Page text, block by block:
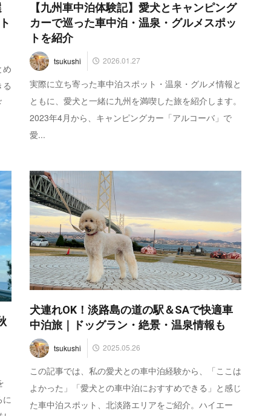
め
【九州車中泊体験記】愛犬とキャンピング
カーで巡った車中泊・温泉・グルメスポッ
トを紹介
tsukushi 2026.01.27
実際に立ち寄った車中泊スポット・温泉・グルメ情報と
ともに、愛犬と一緒に九州を満喫した旅を紹介します。
2023年4月から、キャンピングカー「アルコーバ」で
愛...
に
犬連れOK！淡路島の道の駅＆SAで快適車
中泊旅｜ドッグラン・絶景・温泉情報も
tsukushi 2025.05.26
この記事では、私の愛犬との車中泊経験から、「ここは
よかった」「愛犬との車中泊におすすめできる」と感じ
た車中泊スポット、北淡路エリアをご紹介。ハイエー